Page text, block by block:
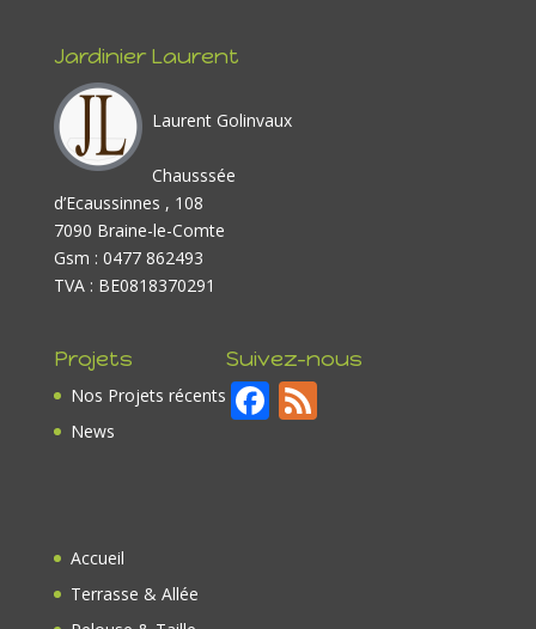
Jardinier Laurent
Laurent Golinvaux
Chausssée
d’Ecaussinnes , 108
7090 Braine-le-Comte
Gsm : 0477 862493
TVA : BE0818370291
Projets
Nos Projets récents
News
Suivez-nous
F F
Accueil
Terrasse & Allée